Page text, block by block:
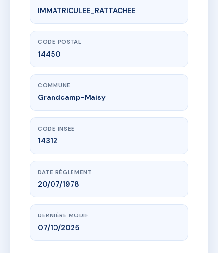
www.vme.plus/AI5943824
PORT MADINE
Quai du Petit Nice14450 Grandcamp-Maisy
IMMATRICULEE_RATTACHEE
CODE POSTAL
14450
COMMUNE
Grandcamp-Maisy
CODE INSEE
14312
DATE RÈGLEMENT
20/07/1978
DERNIÈRE MODIF.
07/10/2025